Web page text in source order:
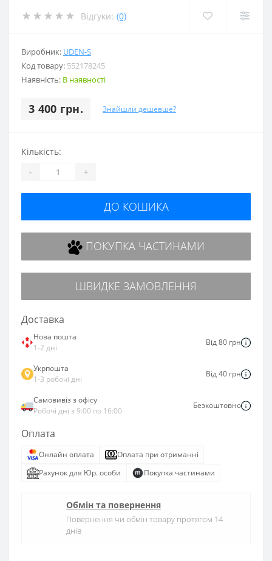
Відгуки: (0)
Виробник: UDEN-S
Код товару: 552178245
Наявність: В наявності
3 400 грн. Знайшли дешевше?
Кількість:
- +
ДО КОШИКА
ПОКУПКА ЧАСТИНАМИ
ШВИДКЕ ЗАМОВЛЕННЯ
Доставка
Нова пошта
1-2 дні
Від 80 грн
Укрпошта
1-3 робочі дні
Від 40 грн
Самовивіз з офісу
Робочі дні з 9:00 по 16:00
Безкоштовно
Оплата
Онлайн оплата
Оплата при отриманні
Рахунок для Юр. особи
Покупка частинами
Обмін та повернення
Повернення чи обмін товару протягом 14
днів